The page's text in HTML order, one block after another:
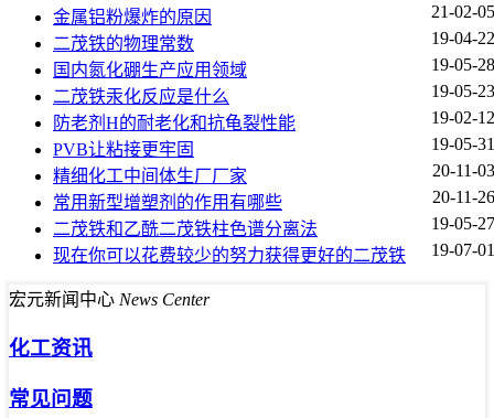
金属铝粉爆炸的原因
21-02-05
二茂铁的物理常数
19-04-22
国内氮化硼生产应用领域
19-05-28
二茂铁汞化反应是什么
19-05-23
防老剂H的耐老化和抗龟裂性能
19-02-12
PVB让粘接更牢固
19-05-31
精细化工中间体生厂厂家
20-11-03
常用新型增塑剂的作用有哪些
20-11-26
二茂铁和乙酰二茂铁柱色谱分离法
19-05-27
现在你可以花费较少的努力获得更好的二茂铁
19-07-01
宏元新闻中心 News Center
化工资讯
常见问题